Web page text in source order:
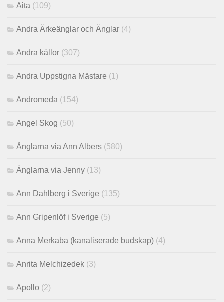
Aita (109)
Andra Ärkeänglar och Änglar (4)
Andra källor (307)
Andra Uppstigna Mästare (1)
Andromeda (154)
Angel Skog (50)
Änglarna via Ann Albers (580)
Änglarna via Jenny (13)
Ann Dahlberg i Sverige (135)
Ann Gripenlöf i Sverige (5)
Anna Merkaba (kanaliserade budskap) (4)
Anrita Melchizedek (3)
Apollo (2)